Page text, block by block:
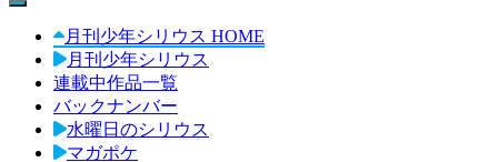
toggle navigation
月刊少年シリウス HOME
月刊少年シリウス
連載中作品一覧
バックナンバー
水曜日のシリウス
マガポケ